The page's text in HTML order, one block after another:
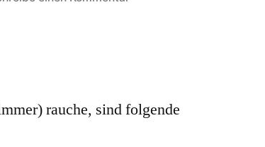
rauche, sind folgende